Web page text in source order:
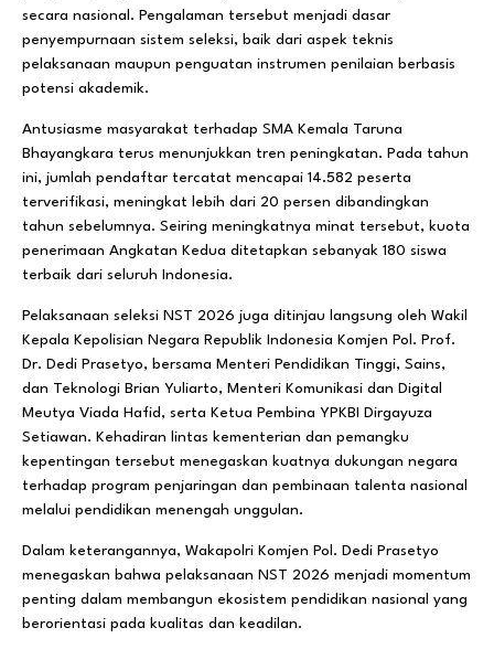
secara nasional. Pengalaman tersebut menjadi dasar
penyempurnaan sistem seleksi, baik dari aspek teknis
pelaksanaan maupun penguatan instrumen penilaian berbasis
potensi akademik.
Antusiasme masyarakat terhadap SMA Kemala Taruna
Bhayangkara terus menunjukkan tren peningkatan. Pada tahun
ini, jumlah pendaftar tercatat mencapai 14.582 peserta
terverifikasi, meningkat lebih dari 20 persen dibandingkan
tahun sebelumnya. Seiring meningkatnya minat tersebut, kuota
penerimaan Angkatan Kedua ditetapkan sebanyak 180 siswa
terbaik dari seluruh Indonesia.
Pelaksanaan seleksi NST 2026 juga ditinjau langsung oleh Wakil
Kepala Kepolisian Negara Republik Indonesia Komjen Pol. Prof.
Dr. Dedi Prasetyo, bersama Menteri Pendidikan Tinggi, Sains,
dan Teknologi Brian Yuliarto, Menteri Komunikasi dan Digital
Meutya Viada Hafid, serta Ketua Pembina YPKBI Dirgayuza
Setiawan. Kehadiran lintas kementerian dan pemangku
kepentingan tersebut menegaskan kuatnya dukungan negara
terhadap program penjaringan dan pembinaan talenta nasional
melalui pendidikan menengah unggulan.
Dalam keterangannya, Wakapolri Komjen Pol. Dedi Prasetyo
menegaskan bahwa pelaksanaan NST 2026 menjadi momentum
penting dalam membangun ekosistem pendidikan nasional yang
berorientasi pada kualitas dan keadilan.